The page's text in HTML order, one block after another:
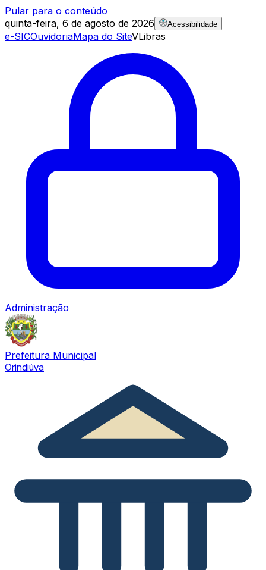
Pular para o conteúdo
quinta-feira, 6 de agosto de 2026
Acessibilidade
e-SICOuvidoriaMapa do SiteVLibras
Administração
Prefeitura Municipal
Orindiúva